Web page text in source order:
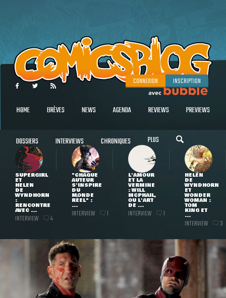
CONNEXION INSCRIPTION
HOME BRÈVES NEWS AGENDA REVIEWS PREVIEWS
DOSSIERS INTERVIEWS CHRONIQUES PLUS
SUPERGIRL
ET
HELEN
DE
WYNDHORN
:
RENCONTRE
AVEC ...
INTERVIEW 4
"CHAQUE
AUTEUR
S'INSPIRE
DU
MONDE
RÉEL" :
...
INTERVIEW 1
L'AMOUR
ET LA
VERMINE
: WILL
MCPHAIL,
OU L'ART
DE ...
INTERVIEW 1
HELEN
DE
WYNDHORN
ET
WONDER
WOMAN :
TOM
KING ET
...
INTERVIEW 3